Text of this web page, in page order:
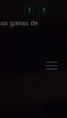
ganas de
‹ ›